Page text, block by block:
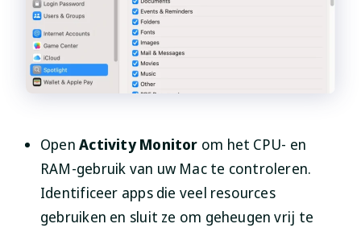
OpenActivity Monitor om het CPU- en
RAM-gebruik van uw Mac te controleren.
Identificeer apps die veel resources
gebruiken en sluit ze om geheugen vrij te